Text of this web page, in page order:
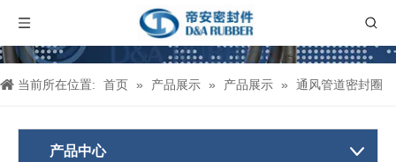
当前所在位置: 首页 » 产品展示 » 产品展示 » 通风管道密封圈
产品中心